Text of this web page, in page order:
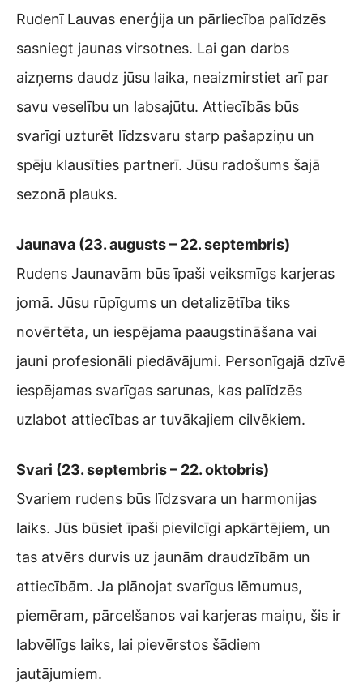
Rudenī Lauvas enerģija un pārliecība palīdzēs
sasniegt jaunas virsotnes. Lai gan darbs
aizņems daudz jūsu laika, neaizmirstiet arī par
savu veselību un labsajūtu. Attiecībās būs
svarīgi uzturēt līdzsvaru starp pašapziņu un
spēju klausīties partnerī. Jūsu radošums šajā
sezonā plauks.
Jaunava (23. augusts – 22. septembris)
Rudens Jaunavām būs īpaši veiksmīgs karjeras
jomā. Jūsu rūpīgums un detalizētība tiks
novērtēta, un iespējama paaugstināšana vai
jauni profesionāli piedāvājumi. Personīgajā dzīvē
iespējamas svarīgas sarunas, kas palīdzēs
uzlabot attiecības ar tuvākajiem cilvēkiem.
Svari (23. septembris – 22. oktobris)
Svariem rudens būs līdzsvara un harmonijas
laiks. Jūs būsiet īpaši pievilcīgi apkārtējiem, un
tas atvērs durvis uz jaunām draudzībām un
attiecībām. Ja plānojat svarīgus lēmumus,
piemēram, pārcelšanos vai karjeras maiņu, šis ir
labvēlīgs laiks, lai pievērstos šādiem
jautājumiem.